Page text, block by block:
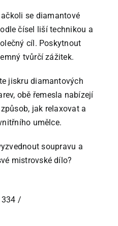
se diamantové
čísel liší technikou a
cíl. Poskytnout
tvůrčí zážitek.
jiskru diamantových
obě řemesla nabízejí
jak relaxovat a
umělce.
soupravu a
mistrovské dílo?
/